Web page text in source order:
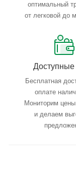
оптимальный
от легковой до
Бесплатная
оплате
Мониторим
и делаем